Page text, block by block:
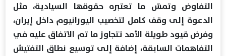
التفاوض وتمسّ ما تعتبره حقوقها السيادية، مثل
الدعوة إلى وقف كامل لتخصيب اليورانيوم داخل إيران،
وفرض قيود طويلة الأمد تتجاوز ما تم الاتفاق عليه في
التفاهمات السابقة، إضافة إلى توسيع نطاق التفتيش